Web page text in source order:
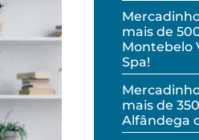
mais de
Montebelo
Spa!
mais de
Alfândega